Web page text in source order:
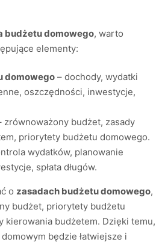
budżetu domowego, warto
elementy:
domowego – dochody, wydatki
oszczędności, inwestycje,
zrównoważony budżet, zasady
priorytety budżetu domowego.
wydatków, planowanie
spłata długów.
ozasadach budżetu domowego,
budżet, priorytety budżetu
kierowania budżetem. Dzięki temu,
będzie łatwiejsze i